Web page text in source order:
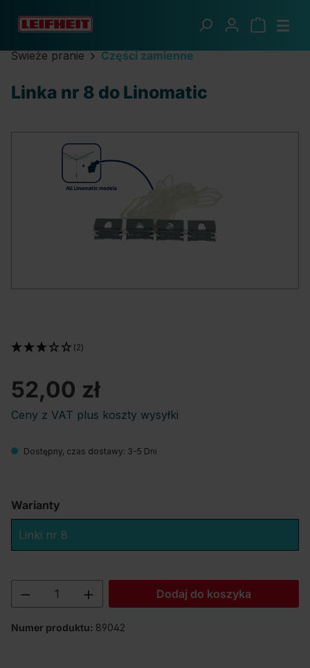
Przejdź do głównej zawartości
Świeże pranie Części zamienne
Linka nr 8 do Linomatic
52,00 zł
Ceny z VAT plus koszty wysyłki
(2)
Dostępny, czas dostawy: 3-5 Dni
Warianty
Linki nr 8
Ilość produktu: Wprowadź żądaną
Dodaj do koszyka
Numer produktu: 89042